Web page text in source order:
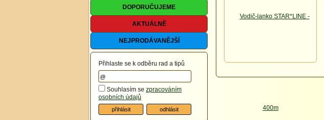
DOPORUČUJEME
AKTUÁLNĚ
NEJPRODÁVANĚJŠÍ
Přihlaste se k odběru rad a tipů
Souhlasím se zpracováním
osobních údajů